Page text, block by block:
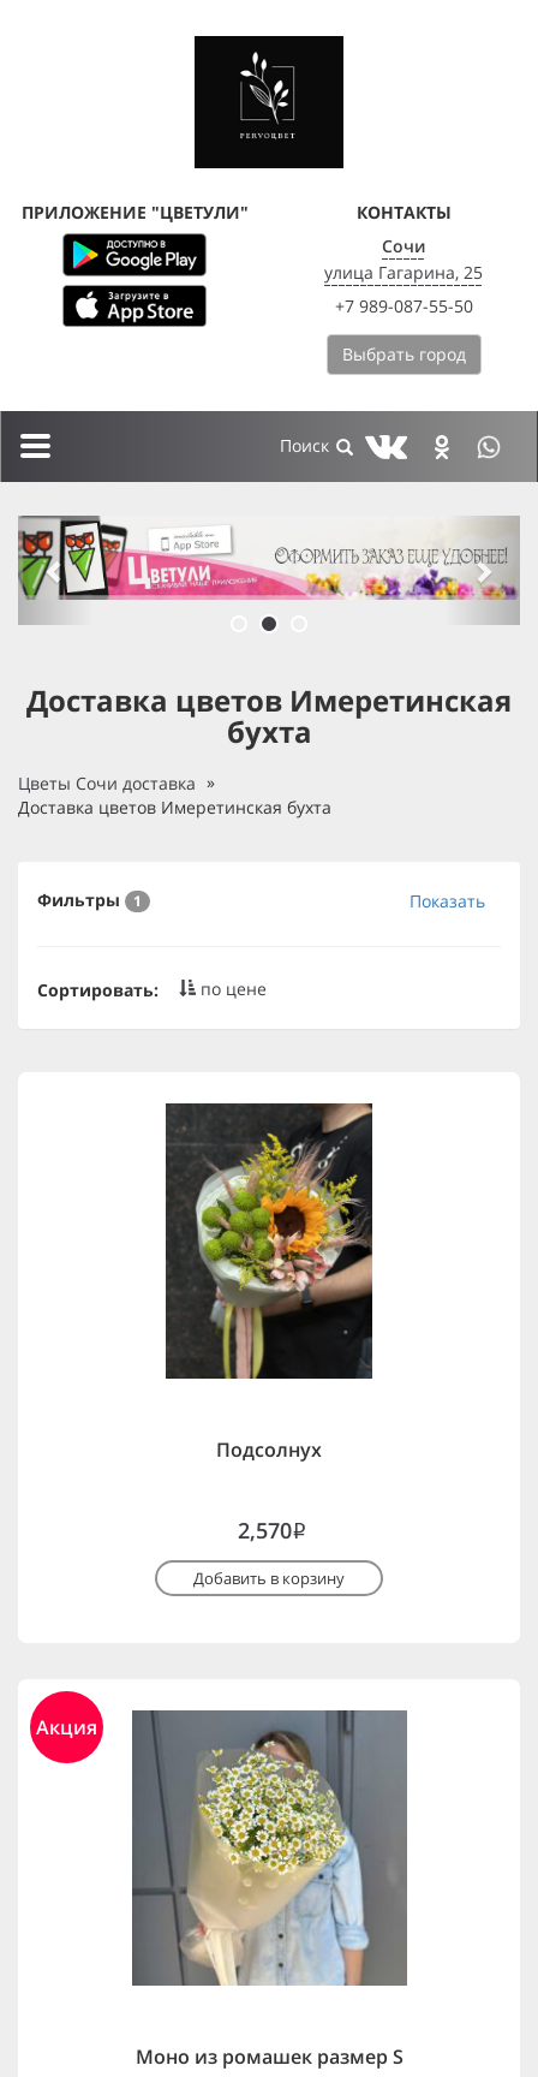
ПРИЛОЖЕНИЕ "ЦВЕТУЛИ"
КОНТАКТЫ
Сочи
улица Гагарина, 25
+7 989-087-55-50
Выбрать город
Toggle
previous
Доставка цветов Имеретинская
бухта
Цветы Сочи доставка
Доставка цветов Имеретинская бухта
Фильтры 1 Показать
Сортировать: по цене
Подсолнух
2,570i
Добавить в корзину
Акция
Моно из ромашек размер S